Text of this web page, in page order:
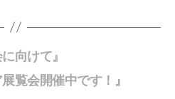
向けて』
覧会開催中です！』